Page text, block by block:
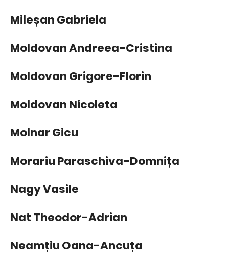
Mileșan Gabriela
Moldovan Andreea-Cristina
Moldovan Grigore-Florin
Moldovan Nicoleta
Molnar Gicu
Morariu Paraschiva-Domnița
Nagy Vasile
Nat Theodor-Adrian
Neamțiu Oana-Ancuța